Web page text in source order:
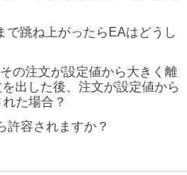
で跳ね上がったらEAはどうし
の注文が設定値から大きく離
出した後、注文が設定値から
た場合？
許容されますか？